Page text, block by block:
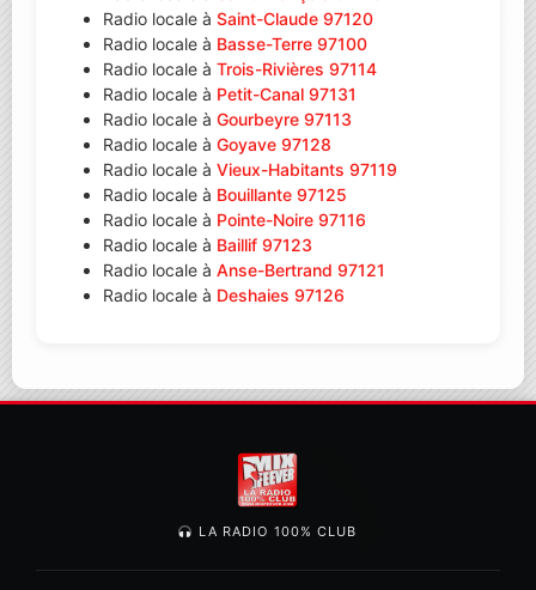
Radio locale à Saint-Claude 97120
Radio locale à Basse-Terre 97100
Radio locale à Trois-Rivières 97114
Radio locale à Petit-Canal 97131
Radio locale à Gourbeyre 97113
Radio locale à Goyave 97128
Radio locale à Vieux-Habitants 97119
Radio locale à Bouillante 97125
Radio locale à Pointe-Noire 97116
Radio locale à Baillif 97123
Radio locale à Anse-Bertrand 97121
Radio locale à Deshaies 97126
LA RADIO 100% CLUB